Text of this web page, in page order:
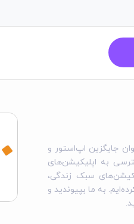
جایگزین اپ‌استور و
به اپلیکیشن‌های
سبک زندگی،
به ما بپیوندید و